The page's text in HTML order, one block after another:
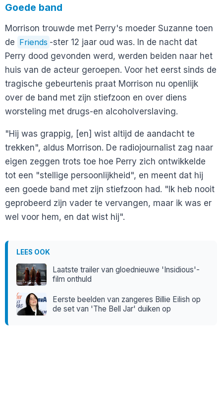
Goede band
Morrison trouwde met Perry's moeder Suzanne toen
de Friends -ster 12 jaar oud was. In de nacht dat
Perry dood gevonden werd, werden beiden naar het
huis van de acteur geroepen. Voor het eerst sinds de
tragische gebeurtenis praat Morrison nu openlijk
over de band met zijn stiefzoon en over diens
worsteling met drugs-en alcoholverslaving.
"Hij was grappig, [en] wist altijd de aandacht te
trekken", aldus Morrison. De radiojournalist zag naar
eigen zeggen trots toe hoe Perry zich ontwikkelde
tot een "stellige persoonlijkheid", en meent dat hij
een goede band met zijn stiefzoon had. "Ik heb nooit
geprobeerd zijn vader te vervangen, maar ik was er
wel voor hem, en dat wist hij".
LEES OOK
Laatste trailer van gloednieuwe 'Insidious'-
film onthuld
Eerste beelden van zangeres Billie Eilish op
de set van 'The Bell Jar' duiken op